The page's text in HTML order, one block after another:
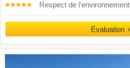
Respect de l'environnement
Évaluation